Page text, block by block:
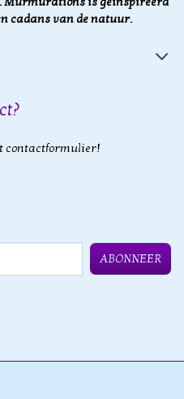
cadans van de natuur.
contactformulier!
ABONNEER